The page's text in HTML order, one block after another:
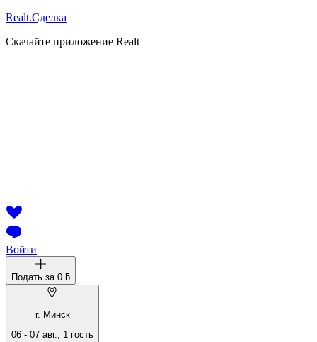
Realt.Сделка
Скачайте приложение Realt
Войти
Подать за 0 ƃ
г. Минск
06 - 07 авг., 1 гость